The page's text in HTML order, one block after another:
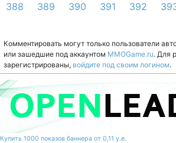
388 389 390 391 392
Комментировать могут только пользователи
или зашедшие под аккаунтом MMOGame.ru. Для
зарегистрированы, войдите под своим логином.
Купить 1000 показов баннера от 0,11 у.е.